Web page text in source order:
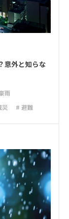
意外と知らな
雨
災
# 避難